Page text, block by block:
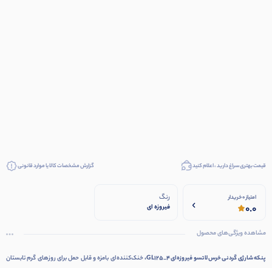
قیمت بهتری سراغ دارید ، اعلام کنید گزارش مشخصات کالا یا موارد قانونی
امتیاز 0 خریدار
0.0
رنگ
فیروزه ای
مشاهده ویژگی‌های محصول
پنکه شارژی گردنی خرس لاتسو فیروزه‌ای GL125_4،
خنک‌کننده‌ای بامزه و قابل حمل برای روزهای گرم تابستان